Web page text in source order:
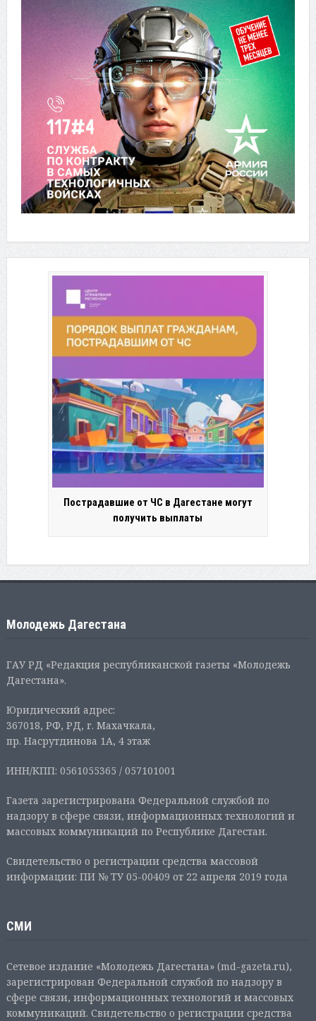
Пострадавшие от ЧС в Дагестане могут
получить выплаты
Молодежь Дагестана
ГАУ РД «Редакция республиканской газеты «Молодежь
Дагестана».
Юридический адрес:
367018, РФ, РД, г. Махачкала,
пр. Насрутдинова 1А, 4 этаж
ИНН/КПП: 0561055365 / 057101001
Газета зарегистрирована Федеральной службой по
надзору в сфере связи, информационных технологий и
массовых коммуникаций по Республике Дагестан.
Свидетельство о регистрации средства массовой
информации: ПИ № ТУ 05-00409 от 22 апреля 2019 года
СМИ
Сетевое издание «Молодежь Дагестана» (md-gazeta.ru),
зарегистрирован Федеральной службой по надзору в
сфере связи, информационных технологий и массовых
коммуникаций. Свидетельство о регистрации средства